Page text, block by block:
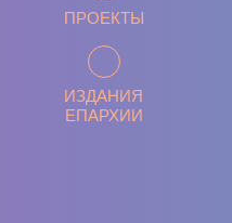
ПРОЕКТЫ
ИЗДАНИЯ
ЕПАРХИИ